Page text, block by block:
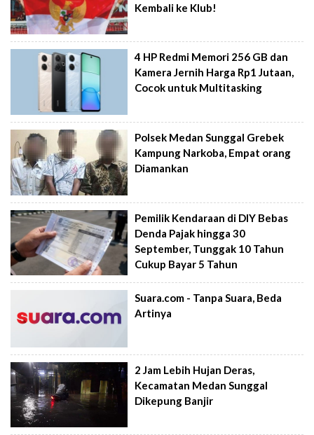
Kembali ke Klub!
4 HP Redmi Memori 256 GB dan
Kamera Jernih Harga Rp1 Jutaan,
Cocok untuk Multitasking
Polsek Medan Sunggal Grebek
Kampung Narkoba, Empat orang
Diamankan
Pemilik Kendaraan di DIY Bebas
Denda Pajak hingga 30
September, Tunggak 10 Tahun
Cukup Bayar 5 Tahun
Suara.com - Tanpa Suara, Beda
Artinya
2 Jam Lebih Hujan Deras,
Kecamatan Medan Sunggal
Dikepung Banjir